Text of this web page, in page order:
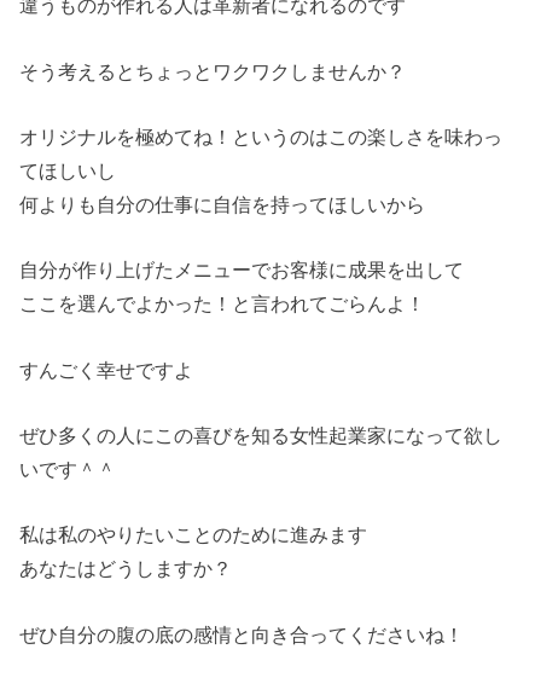
違うものが作れる人は革新者になれるのです
そう考えるとちょっとワクワクしませんか？
オリジナルを極めてね！というのはこの楽しさを味わっ
てほしいし
何よりも自分の仕事に自信を持ってほしいから
自分が作り上げたメニューでお客様に成果を出して
ここを選んでよかった！と言われてごらんよ！
すんごく幸せですよ
ぜひ多くの人にこの喜びを知る女性起業家になって欲し
いです＾＾
私は私のやりたいことのために進みます
あなたはどうしますか？
ぜひ自分の腹の底の感情と向き合ってくださいね！